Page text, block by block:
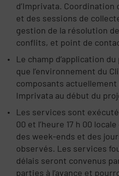
d’Imprivata.
et des sessions de
gestion de la résolution
conflits, et point de
Le champ d’application
que l’environnement du
composants
Imprivata au début du
Les services sont
00 et l’heure 17 h 00
des week-ends et des
observés. Les services
délais seront convenus
parties à l’avance et